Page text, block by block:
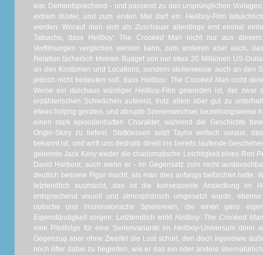
war. Dementsprechend - und passend zu den ursprünglichen
extrem düster, und zum ersten Mal darf ein Hellboy-Film
werden. Worauf man sich als Zuschauer allerdings erst einmal
Tatsache, dassHellboy: The Crooked Man
nicht nur aus
Verfilmungen verglichen werden kann, zum anderen aber auch,
Relation lächerlich kleinen Budget von nur etwa 20 Millionen US-
an den Kostümen und Locations, sondern stellenweise auch an den
jedoch nicht bedeuten soll, dassHellboy: The Crooked Man nicht
Weise ein durchaus würdigerHellboy-Film geworden ist, der zwar
erzählerischen Schwächen aufweist, trotz allem aber gut zu
etwas holprig geraten, und abrupte Szenenwechsel beziehungsweise
einen stark episodenhaften Charakter, während die Geschichte
Origin-Story zu liefern. Stattdessen setzt Taylor einfach voraus,
bekannt ist, und wirft uns deshalb direkt ins bereits laufende
gebende Jack Kesy weder die charismatische Leichtigkeit eines Ron
David Harbour, auch wenn er - im Gegensatz zum recht
deutlich bessere Figur macht, als man dies anfangs befürchtet hatte.
letztendlich ausmacht, das ist die konsequente Ansiedlung im
entsprechend visuell und atmosphärisch umgesetzt wurde,
optische und inszenatorische Spielereien, die einen ganz
Eigenständigkeit sorgen. Letztendlich wirkt Hellboy: The Crooked Man
eine Pilotfolge für eine Serienvariante im Hellboy-Universum denn
Gegenzug aber ohne Zweifel die Lust schürt, den doch irgendwie
noch öfter dabei zu begleiten, wie er das ein oder andere